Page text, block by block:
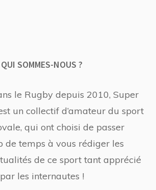
QUI SOMMES-NOUS ?
le Rugby depuis 2010, Super
un collectif d’amateur du sport
qui ont choisi de passer
de temps à vous rédiger les
de ce sport tant apprécié
par les internautes !